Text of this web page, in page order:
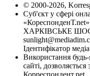
© 2000-2026,
Суб'єкт у сфері
ХАРКІВСЬКЕ
Ідентифікатор
Використання
сайті,
Корреспондент.net.